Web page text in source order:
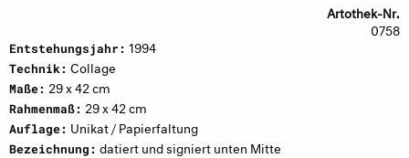
Artothek-Nr.
0758
Entstehungsjahr: 1994
Technik: Collage
Maße: 29 x 42 cm
Rahmenmaß: 29 x 42 cm
Auflage: Unikat / Papierfaltung
Bezeichnung: datiert und signiert unten Mitte